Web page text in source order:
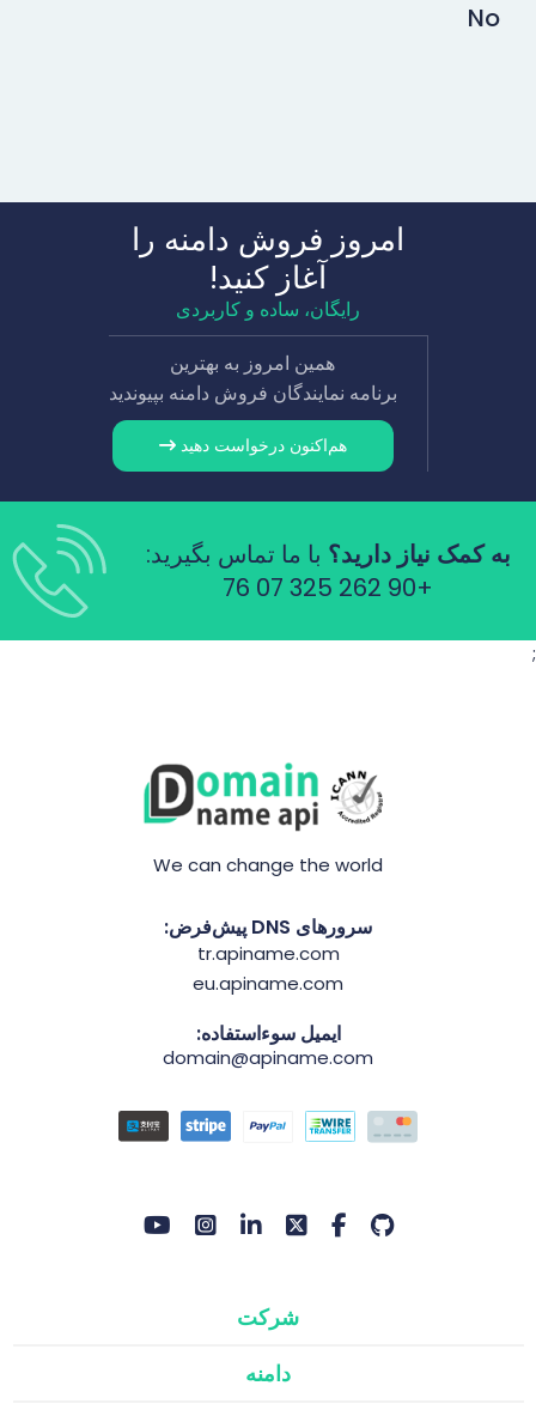
No
امروز فروش دامنه را
آغاز کنید!
رایگان، ساده و کاربردی
همین امروز به بهترین
برنامه نمایندگان فروش دامنه بپیوندید
هم‌اکنون درخواست دهید
به کمک نیاز دارید؟ با ما تماس بگیرید:
+90 262 325 07 76
;
We can change the world
سرورهای DNS پیش‌فرض:
tr.apiname.com
eu.apiname.com
ایمیل سوءاستفاده:
domain@apiname.com
شرکت
دامنه